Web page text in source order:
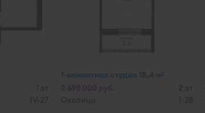
1 эт
IV-27
1-комнатная студия 18,4 м2
2 эт
Околица
I-28